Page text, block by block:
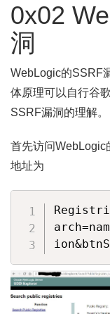
0x02
洞
WebLogic的SSRF
体原理可以自行谷
SSRF漏洞的理解。
首先访问WebLogic
地址为